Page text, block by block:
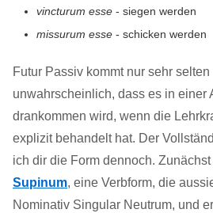
vincturum esse - siegen werden
missurum esse - schicken werden
Futur Passiv kommt nur sehr
unwahrscheinlich, dass es in einer
drankommen wird, wenn die
explizit behandelt hat. Der
ich dir die Form dennoch.
Supinum, eine Verbform, die
Nominativ Singular Neutrum, und